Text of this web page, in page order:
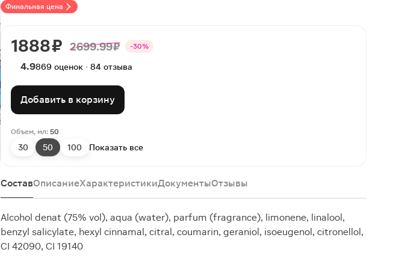
Финальная цена
1888 ₽ 2699.99 ₽ -30%
4.9869 оценок · 84 отзыва
Добавить в корзину
Объем, мл: 50
30 50 100 Показать все
СоставОписаниеХарактеристикиДокументыОтзывы
Alcohol denat (75% vol), aqua (water), parfum (fragrance), limonene, linalool,
benzyl salicylate, hexyl cinnamal, citral, coumarin, geraniol, isoeugenol, citronellol,
CI 42090, CI 19140